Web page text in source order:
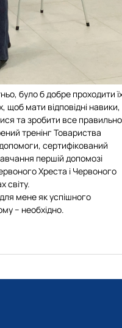
було б добре проходити
щоб мати відповідні навики,
та зробити все
тренінг Товариства
сертифікований
першій допомозі
Хреста і Червоного
світу.
мене як успішного
− необхідно.